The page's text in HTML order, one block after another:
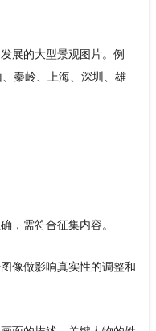
展的大型景观图片。例
秦岭、上海、深圳、雄
，需符合征集内容。
像做影响真实性的调整和